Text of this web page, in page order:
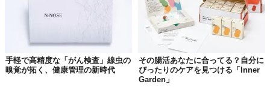
手軽で高精度な「がん検査」線虫の
嗅覚が拓く、健康管理の新時代
その腸活あなたに合ってる？自分に
ぴったりのケアを見つける「Inner
Garden」